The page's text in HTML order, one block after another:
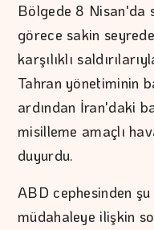
Bölgede 8 Nisan'da
görece sakin
karşılıklı
Tahran yönetiminin
ardından İran'daki
misilleme amaçlı
duyurdu.
ABD cephesinden
müdahaleye ilişkin